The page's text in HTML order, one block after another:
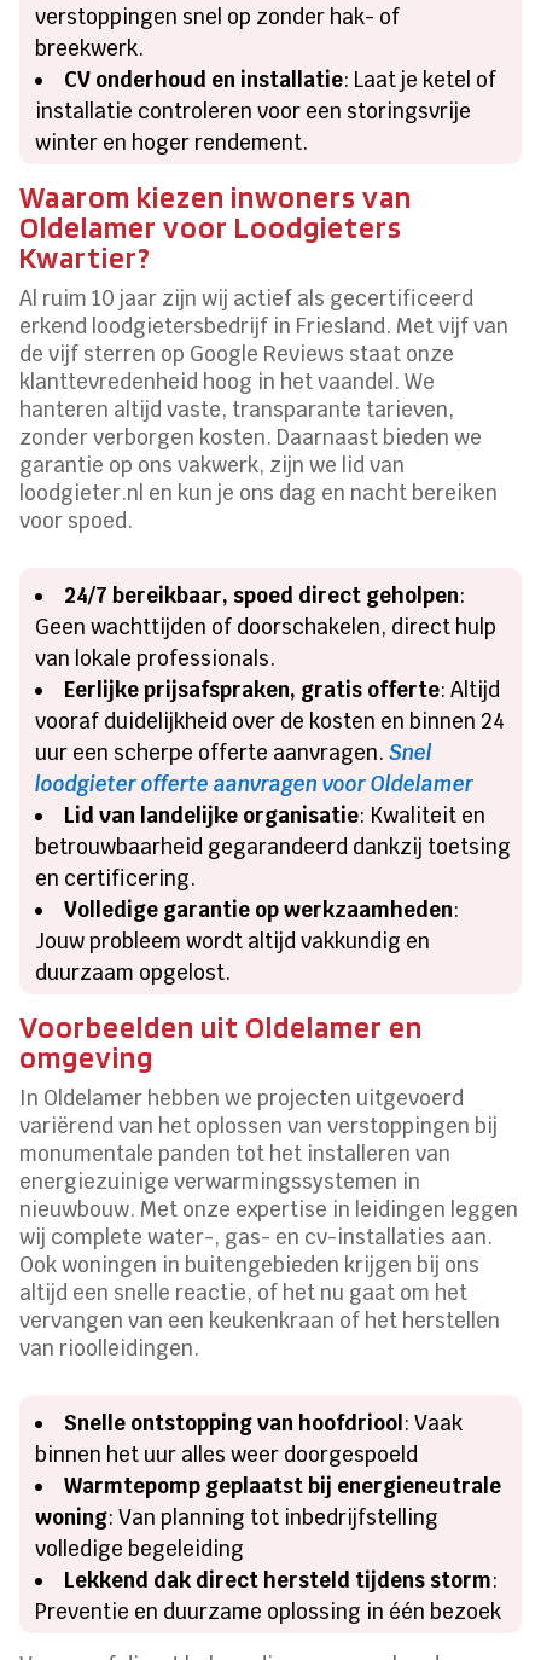
verstoppingen snel op zonder hak- of
breekwerk.
CV onderhoud en installatie: Laat je ketel of
installatie controleren voor een storingsvrije
winter en hoger rendement.
Waarom kiezen inwoners van
Oldelamer voor Loodgieters
Kwartier?
Al ruim 10 jaar zijn wij actief als gecertificeerd
erkend loodgietersbedrijf in Friesland. Met vijf van
de vijf sterren op Google Reviews staat onze
klanttevredenheid hoog in het vaandel. We
hanteren altijd vaste, transparante tarieven,
zonder verborgen kosten. Daarnaast bieden we
garantie op ons vakwerk, zijn we lid van
loodgieter.nl en kun je ons dag en nacht bereiken
voor spoed.
24/7 bereikbaar, spoed direct geholpen:
Geen wachttijden of doorschakelen, direct hulp
van lokale professionals.
Eerlijke prijsafspraken, gratis offerte: Altijd
vooraf duidelijkheid over de kosten en binnen 24
uur een scherpe offerte aanvragen.Snel
loodgieter offerte aanvragen voor Oldelamer
Lid van landelijke organisatie: Kwaliteit en
betrouwbaarheid gegarandeerd dankzij toetsing
en certificering.
Volledige garantie op werkzaamheden:
Jouw probleem wordt altijd vakkundig en
duurzaam opgelost.
Voorbeelden uit Oldelamer en
omgeving
In Oldelamer hebben we projecten uitgevoerd
variërend van het oplossen van verstoppingen bij
monumentale panden tot het installeren van
energiezuinige verwarmingssystemen in
nieuwbouw. Met onze expertise in leidingen leggen
wij complete water-, gas- en cv-installaties aan.
Ook woningen in buitengebieden krijgen bij ons
altijd een snelle reactie, of het nu gaat om het
vervangen van een keukenkraan of het herstellen
van rioolleidingen.
Snelle ontstopping van hoofdriool : Vaak
binnen het uur alles weer doorgespoeld
Warmtepomp geplaatst bij energieneutrale
woning: Van planning tot inbedrijfstelling
volledige begeleiding
Lekkend dak direct hersteld tijdens storm:
Preventie en duurzame oplossing in één bezoek